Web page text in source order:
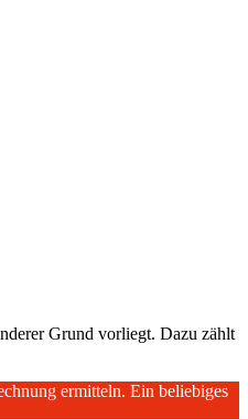
Grund vorliegt. Dazu zählt
ermitteln. Ein beliebiges